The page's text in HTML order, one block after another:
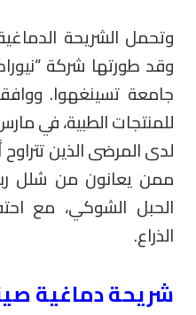
وقد طورتها شركة
جامعة تسينغهوا.
للمنتجات الطبية، في
ممن يعانون من شلل
الحبل الشوكي، مع
الذراع.
شريحة دماغية